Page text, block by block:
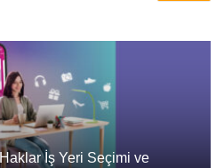
İş Yeri Seçimi ve